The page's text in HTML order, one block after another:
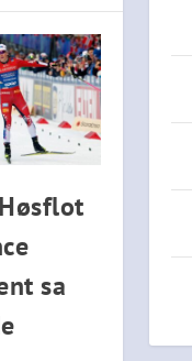
sa